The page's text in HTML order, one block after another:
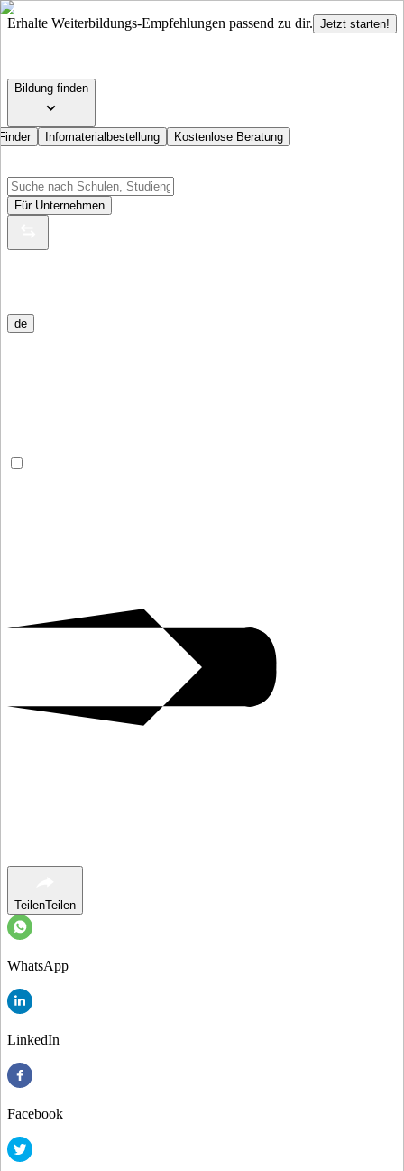
Erhalte Weiterbildungs-Empfehlungen passend zu dir. Jetzt starten!
Bildung finden
Infomaterialbestellung Kostenlose Beratung
Für Unternehmen
de
TeilenTeilen
WhatsApp
LinkedIn
Facebook